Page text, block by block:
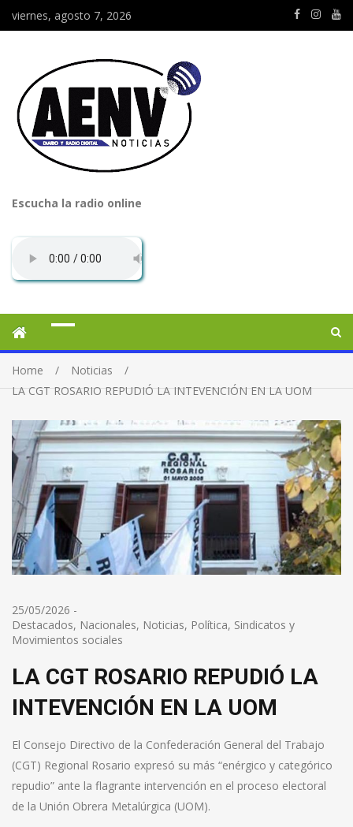
viernes, agosto 7, 2026
Escucha la radio online
Home
Noticias
LA CGT ROSARIO REPUDIÓ LA INTEVENCIÓN EN LA UOM
25/05/2026 -
Destacados, Nacionales, Noticias, Política, Sindicatos y
Movimientos sociales
LA CGT ROSARIO REPUDIÓ LA
INTEVENCIÓN EN LA UOM
El Consejo Directivo de la Confederación General del Trabajo
(CGT) Regional Rosario expresó su más “enérgico y categórico
repudio” ante la flagrante intervención en el proceso electoral
de la Unión Obrera Metalúrgica (UOM).